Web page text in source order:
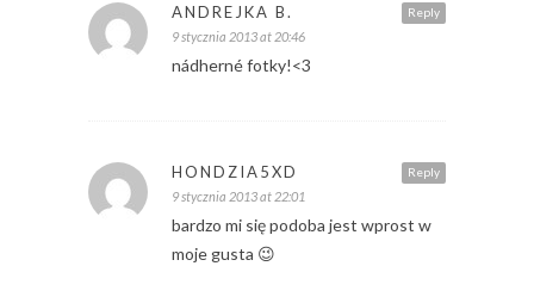
Reply
ANDREJKA B.
9 stycznia 2013 at 20:46
nádherné fotky!<3
Reply
HONDZIA5XD
9 stycznia 2013 at 22:01
bardzo mi się podoba jest wprost w
moje gusta 😉